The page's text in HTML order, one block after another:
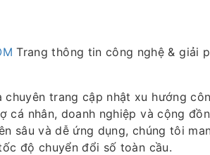
Trang thông tin công nghệ & giải
chuyên trang cập nhật xu hướng
cá nhân, doanh nghiệp và cộng
sâu và dễ ứng dụng, chúng tôi
độ chuyển đổi số toàn cầu.